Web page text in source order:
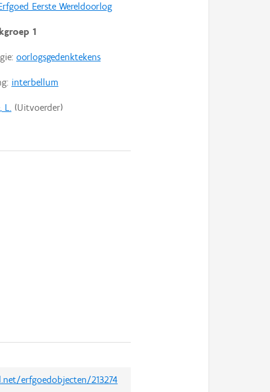
Eerste Wereldoorlog
1
oorlogsgedenktekens
interbellum
L.(Uitvoerder)
erfgoedobjecten/213274